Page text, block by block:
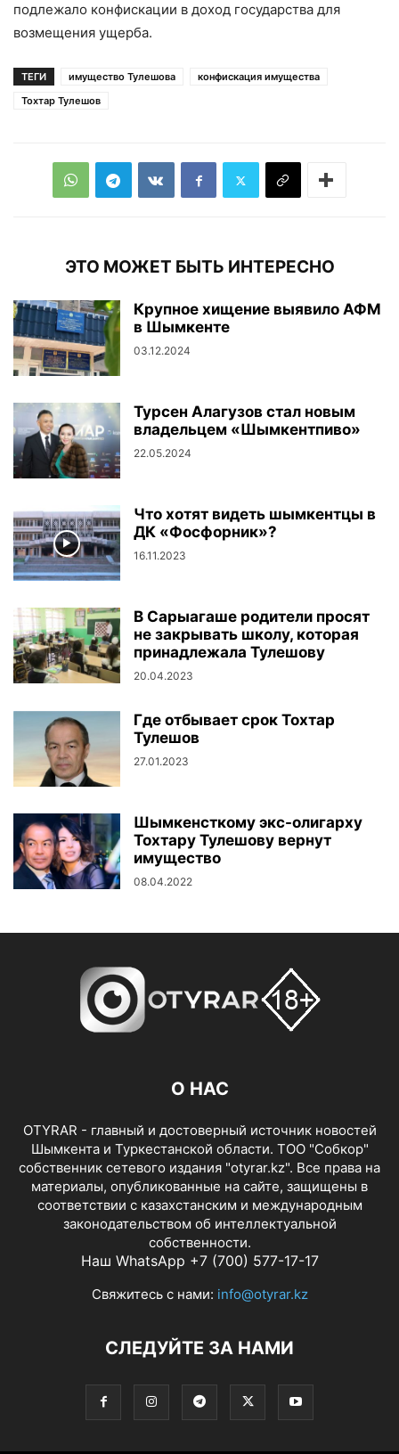
подлежало конфискации в доход государства для
возмещения ущерба.
ТЕГИ имущество Тулешова
конфискация имущества
Тохтар Тулешов
ЭТО МОЖЕТ БЫТЬ ИНТЕРЕСНО
Крупное хищение выявило АФМ
в Шымкенте
03.12.2024
Турсен Алагузов стал новым
владельцем «Шымкентпиво»
22.05.2024
Что хотят видеть шымкентцы в
ДК «Фосфорник»?
16.11.2023
В Сарыагаше родители просят
не закрывать школу, которая
принадлежала Тулешову
20.04.2023
Где отбывает срок Тохтар
Тулешов
27.01.2023
Шымкенсткому экс-олигарху
Тохтару Тулешову вернут
имущество
08.04.2022
О НАС
OTYRAR - главный и достоверный источник новостей
Шымкента и Туркестанской области. ТОО "Собкор"
собственник сетевого издания "otyrar.kz". Все права на
материалы, опубликованные на сайте, защищены в
соответствии с казахстанским и международным
законодательством об интеллектуальной
собственности.
Наш WhatsApp +7 (700) 577-17-17
Свяжитесь с нами: info@otyrar.kz
СЛЕДУЙТЕ ЗА НАМИ